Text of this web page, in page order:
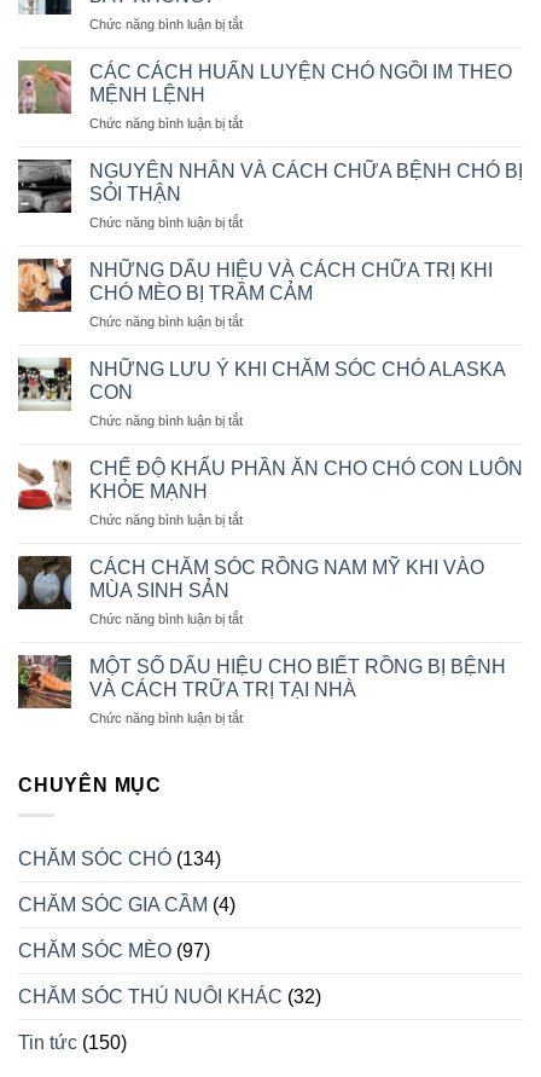
Chức năng bình luận bị tắtở
VẬN
CƯNG
MÁY
CÁC CÁCH HUẤN LUYỆN CHÓ NGỒI IM THEO
MỆNH LỆNH
Chức năng bình luận bị tắtở
CÁCH
CHÓ
IM
THEO
LỆNH
NGUYÊN NHÂN VÀ CÁCH CHỮA BỆNH CHÓ BỊ
SỎI THẬN
Chức năng bình luận bị tắtở
NHÂN
VÀ
CÁCH
CHỮA
CHÓ
THẬN
NHỮNG DẤU HIỆU VÀ CÁCH CHỮA TRỊ KHI
CHÓ MÈO BỊ TRẦM CẢM
Chức năng bình luận bị tắtở
DẤU
CÁCH
TRỊ
MÈO
TRẦM
NHỮNG LƯU Ý KHI CHĂM SÓC CHÓ ALASKA
CON
Chức năng bình luận bị tắtở
LƯU
CHĂM
CHÓ
CHẾ ĐỘ KHẨU PHẦN ĂN CHO CHÓ CON LUÔN
KHỎE MẠNH
Chức năng bình luận bị tắtở
ĐỘ
ĂN
CHÓ
CON
LUÔN
KHỎE
CÁCH CHĂM SÓC RỒNG NAM MỸ KHI VÀO
MÙA SINH SẢN
Chức năng bình luận bị tắtở
CHĂM
SÓC
RỒNG
NAM
MỘT SỐ DẤU HIỆU CHO BIẾT RỒNG BỊ BỆNH
VÀ CÁCH TRỮA TRỊ TẠI NHÀ
Chức năng bình luận bị tắtở
TRỊ
TẠI
CHUYÊN MỤC
CHĂM SÓC CHÓ (134)
CHĂM SÓC GIA CẦM (4)
CHĂM SÓC MÈO (97)
CHĂM SÓC THÚ NUÔI KHÁC (32)
Tin tức (150)